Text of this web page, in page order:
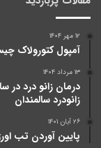
۱۲ مهر ۱۴۰۴
آمپول کتورولاک
۱۳ مرداد ۱۴۰۴
درمان زانو درد
زانودرد سالمندان
۲۶ آبان ۱۴۰۱
پایین آوردن تب